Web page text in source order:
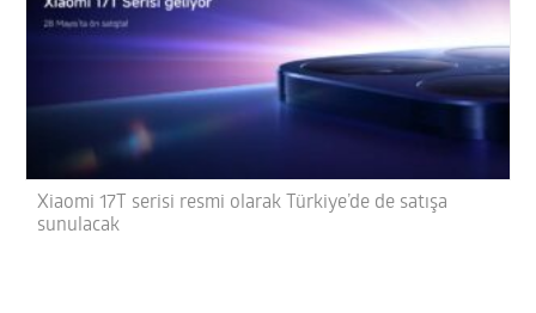
Xiaomi 17T serisi resmi olarak Türkiye’de de satışa
sunulacak